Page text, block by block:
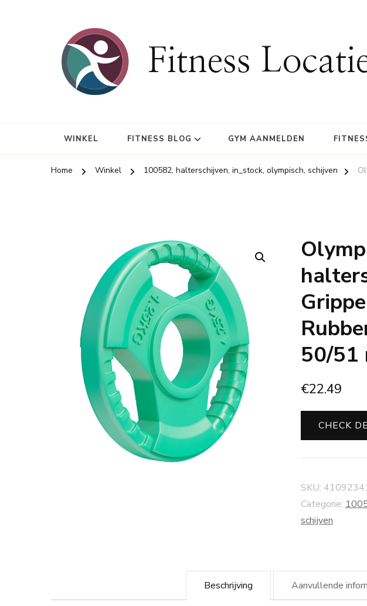
Fitness
WINKEL FITNESS BLOG GYM AANMELDEN
Home Winkel 100582, halterschijven, in_stock, olympisch, schijven
50/51
€22.49
CHECK
SKU:
Categorie:
schijven
Beschrijving Aanvullende